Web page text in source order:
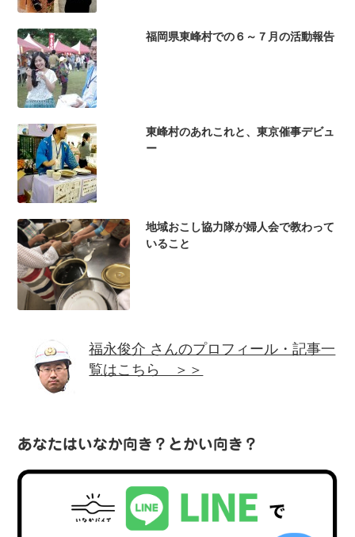
福岡県東峰村での６～７月の活動報告
東峰村のあれこれと、東京催事デビュ
ー
地域おこし協力隊が婦人会で教わって
いること
福永俊介 さんのプロフィール・記事一
覧はこちら ＞＞
あなたはいなか向き？とかい向き？